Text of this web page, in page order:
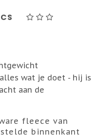
wat je doet - hij is
aan de
fleece van
binnenkant